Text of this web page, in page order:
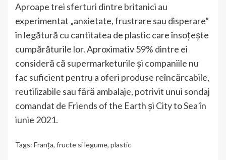
Aproape trei sferturi dintre britanici au
experimentat „anxietate, frustrare sau disperare”
în legătură cu cantitatea de plastic care însoțește
cumpărăturile lor. Aproximativ 59% dintre ei
consideră că supermarketurile și companiile nu
fac suficient pentru a oferi produse reîncărcabile,
reutilizabile sau fără ambalaje, potrivit unui sondaj
comandat de Friends of the Earth și City to Sea în
iunie 2021.
Tags: Franța, fructe si legume, plastic